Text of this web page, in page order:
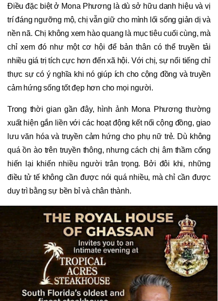
Điều đặc biệt ở Mona Phương là dù sở hữu danh hiệu và vị
trí đáng ngưỡng mộ, chị vẫn giữ cho mình lối sống giản dị và
nền nã. Chị không xem hào quang là mục tiêu cuối cùng, mà
chỉ xem đó như một cơ hội để bản thân có thể truyền tải
nhiều giá trị tích cực hơn đến xã hội. Với chị, sự nổi tiếng chỉ
thực sự có ý nghĩa khi nó giúp ích cho cộng đồng và truyền
cảm hứng sống tốt đẹp hơn cho mọi người.
Trong thời gian gần đây, hình ảnh Mona Phương thường
xuất hiện gắn liền với các hoạt động kết nối cộng đồng, giao
lưu văn hóa và truyền cảm hứng cho phụ nữ trẻ. Dù không
quá ồn ào trên truyền thông, nhưng cách chị âm thầm cống
hiến lại khiến nhiều người trân trọng. Bởi đôi khi, những
điều tử tế không cần được nói quá nhiều, mà chỉ cần được
duy trì bằng sự bền bỉ và chân thành.